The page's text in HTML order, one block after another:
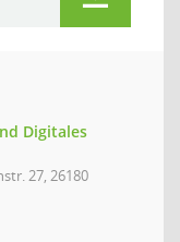
Digitales
27, 26180